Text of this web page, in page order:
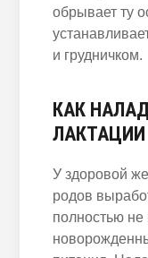
обрывает ту
и грудничком.
КАК
У здоровой
родов
полностью не